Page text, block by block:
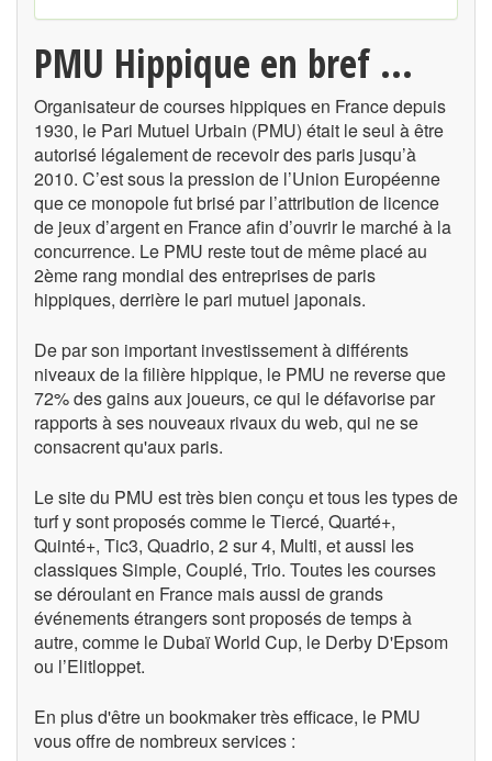
PMU Hippique en bref ...
Organisateur de courses hippiques en France depuis
1930, le Pari Mutuel Urbain (PMU) était le seul à être
autorisé légalement de recevoir des paris jusqu’à
2010. C’est sous la pression de l’Union Européenne
que ce monopole fut brisé par l’attribution de licence
de jeux d’argent en France afin d’ouvrir le marché à la
concurrence. Le PMU reste tout de même placé au
2ème rang mondial des entreprises de paris
hippiques, derrière le pari mutuel japonais.
De par son important investissement à différents
niveaux de la filière hippique, le PMU ne reverse que
72% des gains aux joueurs, ce qui le défavorise par
rapports à ses nouveaux rivaux du web, qui ne se
consacrent qu'aux paris.
Le site du PMU est très bien conçu et tous les types de
turf y sont proposés comme le Tiercé, Quarté+,
Quinté+, Tic3, Quadrio, 2 sur 4, Multi, et aussi les
classiques Simple, Couplé, Trio. Toutes les courses
se déroulant en France mais aussi de grands
événements étrangers sont proposés de temps à
autre, comme le Dubaï World Cup, le Derby D'Epsom
ou l’Elitloppet.
En plus d'être un bookmaker très efficace, le PMU
vous offre de nombreux services :